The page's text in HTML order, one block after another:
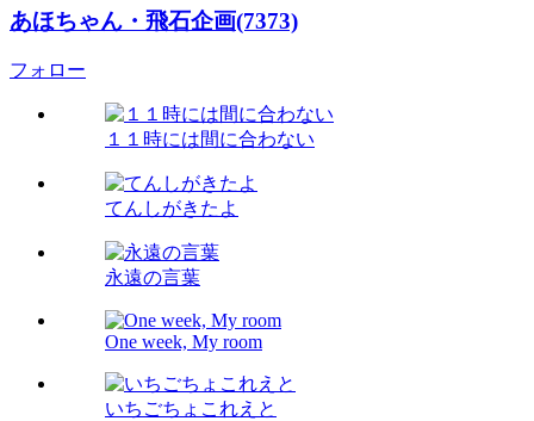
あほちゃん・飛石企画(7373)
フォロー
１１時には間に合わない
てんしがきたよ
永遠の言葉
One week, My room
いちごちょこれえと